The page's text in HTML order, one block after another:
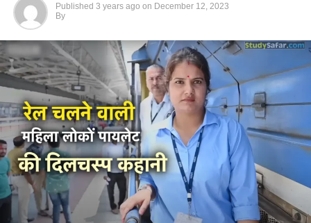
Published 3 years ago on December 12, 2023
By